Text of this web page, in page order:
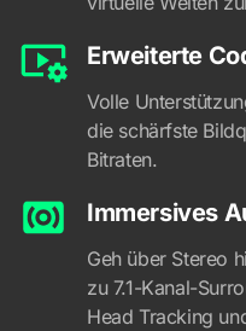
Erweiterte
Volle
die schärfste
Bitraten.
Immersives
Geh über Stereo
zu 7.1-Kanal-
Head Tracking